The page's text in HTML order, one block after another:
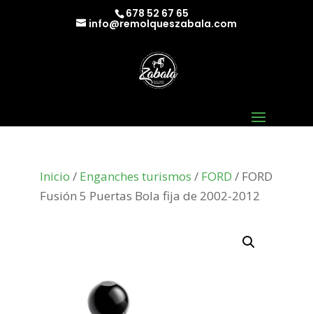
678 52 67 65
info@remolqueszabala.com
Inicio / Enganches turismos / FORD / FORD
Fusión 5 Puertas Bola fija de 2002-2012